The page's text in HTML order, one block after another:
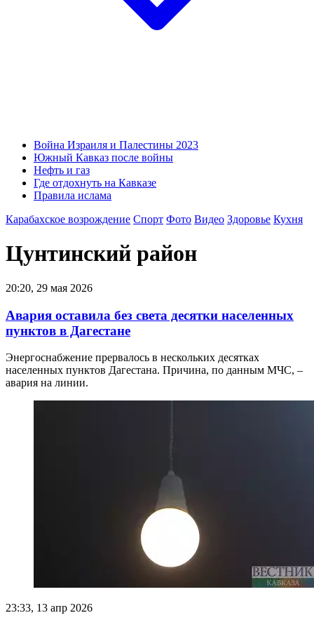
Война Израиля и Палестины 2023
Южный Кавказ после войны
Нефть и газ
Где отдохнуть на Кавказе
Правила ислама
Карабахское возрождение Спорт Фото Видео Здоровье Кухня
Цунтинский район
20:20, 29 мая 2026
Авария оставила без света десятки населенных
пунктов в Дагестане
Энергоснабжение прервалось в нескольких десятках
населенных пунктов Дагестана. Причина, по данным МЧС, –
авария на линии.
23:33, 13 апр 2026